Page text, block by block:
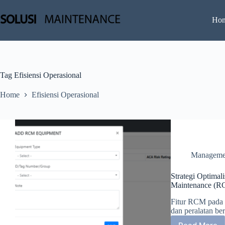
to
content
Tag Efisiensi Operasional
Home Efisiensi Operasional
Strategi
Maintenance
Fitur RCM pada
dan peralatan